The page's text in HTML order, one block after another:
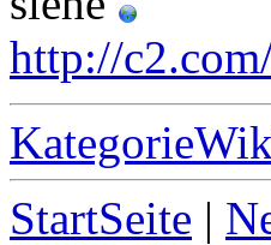
http://
StartSeite |